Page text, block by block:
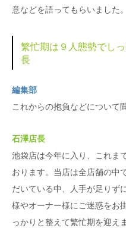
意などを語ってもらいました。
繁忙期は９人態勢でし
長
編集部
これからの抱負などについて
石澤店長
池袋店は今年に入り、これま
おります。当店は全店舗の中
だいている中、人手が足りず
様やオーナー様にご迷惑をお
っかりと整えて繁忙期を迎えま